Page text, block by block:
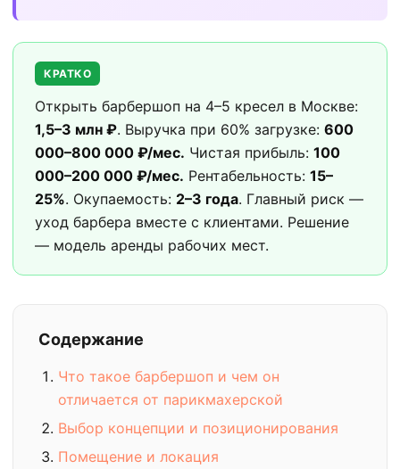
КРАТКО
Открыть барбершоп на 4–5 кресел в Москве:
1,5–3 млн ₽. Выручка при 60% загрузке: 600
000–800 000 ₽/мес. Чистая прибыль: 100
000–200 000 ₽/мес. Рентабельность: 15–
25%. Окупаемость: 2–3 года. Главный риск —
уход барбера вместе с клиентами. Решение
— модель аренды рабочих мест.
Содержание
Что такое барбершоп и чем он
отличается от парикмахерской
Выбор концепции и позиционирования
Помещение и локация